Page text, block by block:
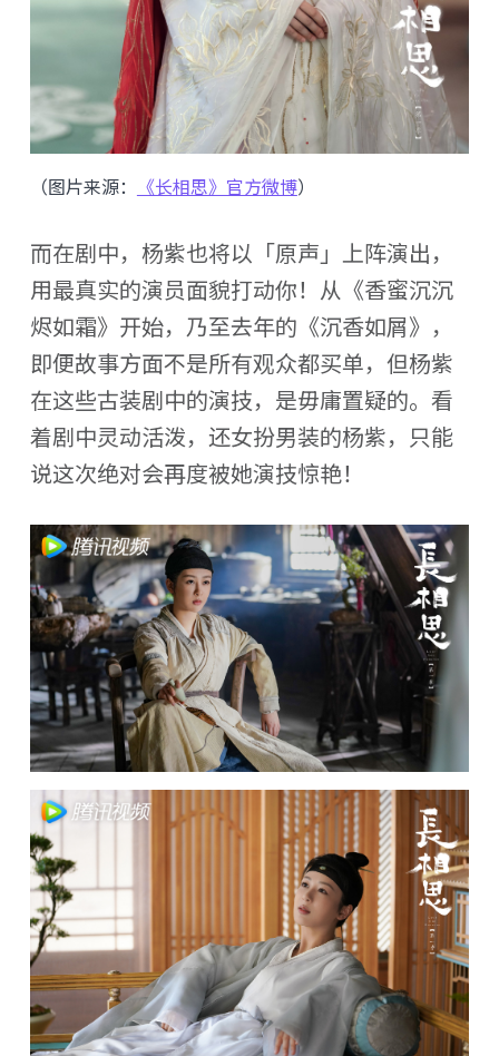
（图片来源： 《长相思》官方微博）
而在剧中，杨紫也将以「原声」上阵演出，
用最真实的演员面貌打动你！从《香蜜沉沉
烬如霜》开始，乃至去年的《沉香如屑》，
即便故事方面不是所有观众都买单，但杨紫
在这些古装剧中的演技，是毋庸置疑的。看
着剧中灵动活泼，还女扮男装的杨紫，只能
说这次绝对会再度被她演技惊艳！